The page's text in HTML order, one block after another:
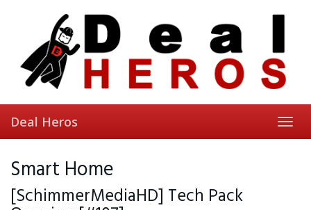
Deal Heros
Smart Home
[SchimmerMediaHD] Tech Pack